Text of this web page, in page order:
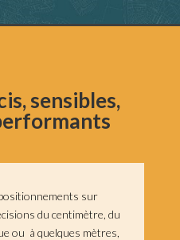
sensibles,
sur
du centimètre, du
ou à quelques mètres,